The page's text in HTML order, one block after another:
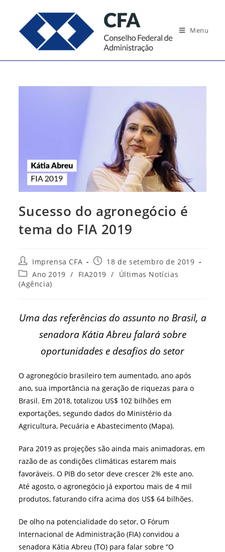
conteúdo
Menu
Sucesso do agronegócio é
tema do FIA 2019
Autor
do
post:
Imprensa CFA
Post
publicado:
18 de setembro de 2019
Categoria
do
Ano 2019 / FIA2019 /
Últimas Notícias
(Agência)
Uma das referências do assunto no Brasil, a
senadora Kátia Abreu falará sobre
oportunidades e desafios do setor
O agronegócio brasileiro tem aumentado, ano após
ano, sua importância na geração de riquezas para o
Brasil. Em 2018, totalizou US$ 102 bilhões em
exportações, segundo dados do Ministério da
Agricultura, Pecuária e Abastecimento (Mapa).
Para 2019 as projeções são ainda mais animadoras, em
razão de as condições climáticas estarem mais
favoráveis. O PIB do setor deve crescer 2% este ano.
Até agosto, o agronegócio já exportou mais de 4 mil
produtos, faturando cifra acima dos US$ 64 bilhões.
De olho na potencialidade do setor, O Fórum
Internacional de Administração (FIA) convidou a
senadora Kátia Abreu (TO) para falar sobre “O